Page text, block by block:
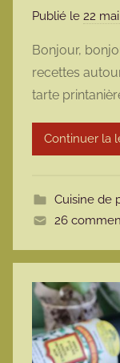
Publié le 22
Bonjour,
recettes
tarte
Continuer la
Cuisine de
26